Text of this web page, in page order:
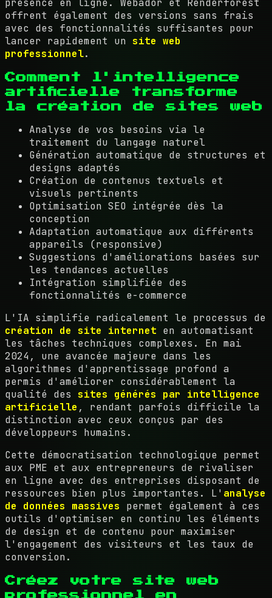
présence en ligne. Webador et Renderforest
offrent également des versions sans frais
avec des fonctionnalités suffisantes pour
lancer rapidement un site web
professionnel.
Comment l'intelligence
artificielle transforme
la création de sites web
Analyse de vos besoins via le
traitement du langage naturel
Génération automatique de structures et
designs adaptés
Création de contenus textuels et
visuels pertinents
Optimisation SEO intégrée dès la
conception
Adaptation automatique aux différents
appareils (responsive)
Suggestions d'améliorations basées sur
les tendances actuelles
Intégration simplifiée des
fonctionnalités e-commerce
L'IA simplifie radicalement le processus de
création de site internet en automatisant
les tâches techniques complexes. En mai
2024, une avancée majeure dans les
algorithmes d'apprentissage profond a
permis d'améliorer considérablement la
qualité des sites générés par intelligence
artificielle , rendant parfois difficile la
distinction avec ceux conçus par des
développeurs humains.
Cette démocratisation technologique permet
aux PME et aux entrepreneurs de rivaliser
en ligne avec des entreprises disposant de
ressources bien plus importantes. L' analyse
de données massives permet également à ces
outils d'optimiser en continu les éléments
de design et de contenu pour maximiser
l'engagement des visiteurs et les taux de
conversion.
Créez votre site web
professionnel en